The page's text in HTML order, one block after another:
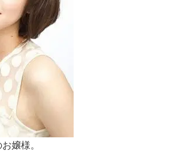
嬢様。